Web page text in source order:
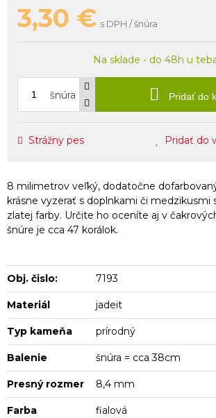
3,30 € s DPH / šnúra
Na sklade - do 48h u
šnúra Pridať do
Strážny pes Pridať do
8 milimetrov veľký, dodatočne
krásne vyzerať s doplnkami či medzikusmi
zlatej farby. Určite ho oceníte aj v
šnúre je cca 47 korálok.
Obj. čislo: 7193
Materiál jadeit
Typ kameňa prírodný
Balenie šnúra = cca 38cm
Presný rozmer 8,4 mm
Farba fialová